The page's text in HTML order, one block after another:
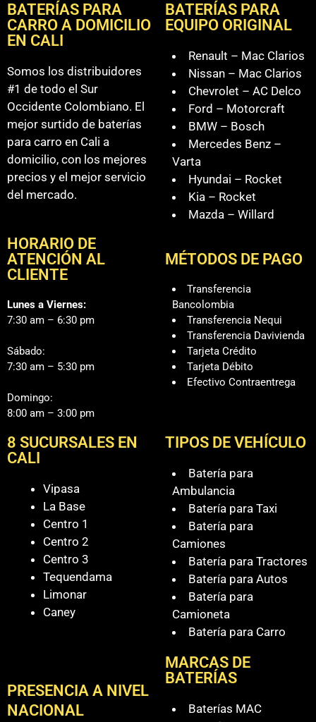
BATERÍAS PARA
CARRO A DOMICILIO
EN CALI
Somos los distribuidores
#1 de todo el Sur
Occidente Colombiano. El
mejor surtido de baterías
para carro en Cali a
domicilio, con los mejores
precios y el mejor servicio
del mercado.
HORARIO DE
ATENCIÓN AL
CLIENTE
Lunes a Viernes:
7:30 am – 6:30 pm
Sábado:
7:30 am – 5:30 pm
Domingo:
8:00 am – 3:00 pm
BATERÍAS PARA
EQUIPO ORIGINAL
Renault – Mac Clarios
Nissan – Mac Clarios
Chevrolet – AC Delco
Ford – Motorcraft
BMW – Bosch
Mercedes Benz –
Varta
Hyundai – Rocket
Kia – Rocket
Mazda – Willard
MÉTODOS DE PAGO
Transferencia
Bancolombia
Transferencia Nequi
Transferencia Davivienda
Tarjeta Crédito
Tarjeta Débito
Efectivo Contraentrega
8 SUCURSALES EN
CALI
Vipasa
La Base
Centro 1
Centro 2
Centro 3
Tequendama
Limonar
Caney
PRESENCIA A NIVEL
NACIONAL
TIPOS DE VEHÍCULO
Batería para
Ambulancia
Batería para Taxi
Batería para
Camiones
Batería para Tractores
Batería para Autos
Batería para
Camioneta
Batería para Carro
MARCAS DE
BATERÍAS
Baterías MAC